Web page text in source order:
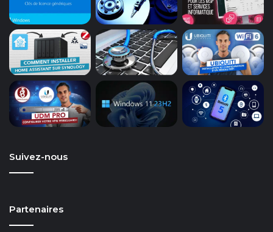
Suivez-nous
Partenaires